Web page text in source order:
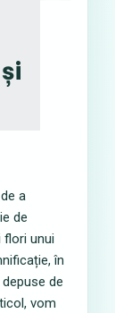
a
de
flori unui
în
de
vom